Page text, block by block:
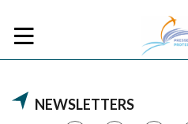
NEWSLETTERS